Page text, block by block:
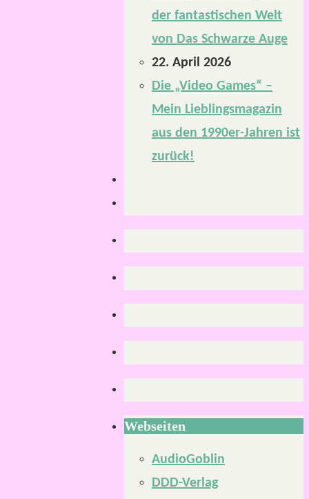
der fantastischen Welt
von Das Schwarze Auge
22. April 2026
Die „Video Games“ –
Mein Lieblingsmagazin
aus den 1990er-Jahren ist
zurück!
Webseiten
AudioGoblin
DDD-Verlag